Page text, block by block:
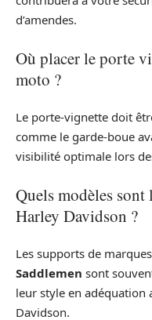
d’amendes.
Où placer le porte
moto ?
Le porte-vignette doit
comme le garde-boue
visibilité optimale lors
Quels modèles sont
Harley Davidson ?
Les supports de
Saddlemen sont
leur style en adéquation
Davidson.